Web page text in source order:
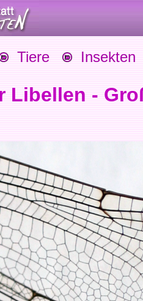
Tiere Insekten
Libellen -